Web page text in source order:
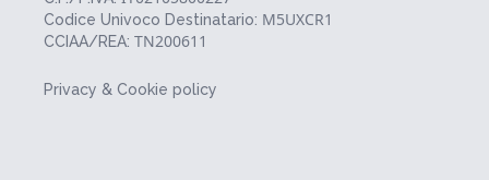
Codice Univoco Destinatario: M5UXCR1
CCIAA/REA: TN200611
Privacy & Cookie policy